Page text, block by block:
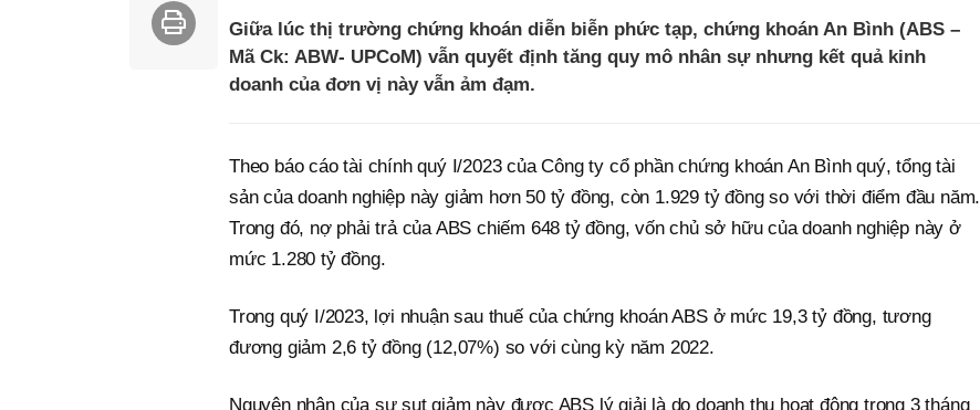
Giữa lúc thị trường chứng khoán diễn biễn phức tạp, chứng khoán An Bình (ABS –
Mã Ck: ABW- UPCoM) vẫn quyết định tăng quy mô nhân sự nhưng kết quả kinh
doanh của đơn vị này vẫn ảm đạm.
Theo báo cáo tài chính quý I/2023 của Công ty cổ phần chứng khoán An Bình quý, tổng tài
sản của doanh nghiệp này giảm hơn 50 tỷ đồng, còn 1.929 tỷ đồng so với thời điểm đầu năm.
Trong đó, nợ phải trả của ABS chiếm 648 tỷ đồng, vốn chủ sở hữu của doanh nghiệp này ở
mức 1.280 tỷ đồng.
Trong quý I/2023, lợi nhuận sau thuế của chứng khoán ABS ở mức 19,3 tỷ đồng, tương
đương giảm 2,6 tỷ đồng (12,07%) so với cùng kỳ năm 2022.
Nguyên nhân của sự sụt giảm này được ABS lý giải là do doanh thu hoạt động trong 3 tháng